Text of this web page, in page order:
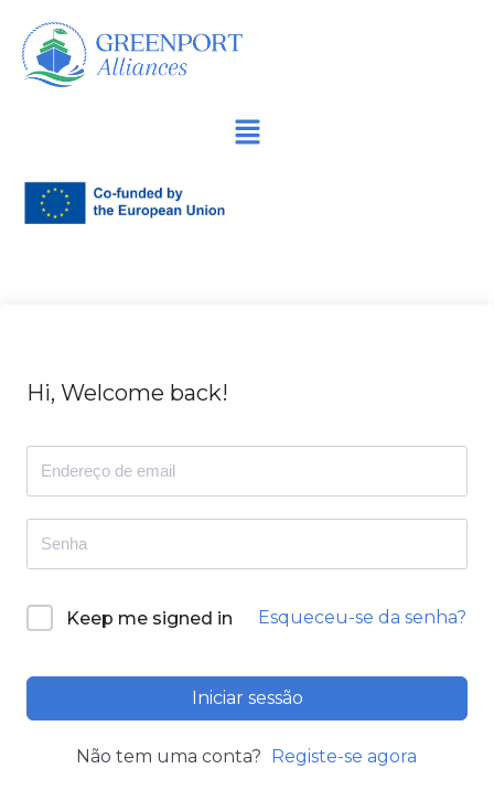
Avançar
para
Hi, Welcome back!
Keep me signed in Esqueceu-se da senha?
Iniciar sessão
Não tem uma conta? Registe-se agora